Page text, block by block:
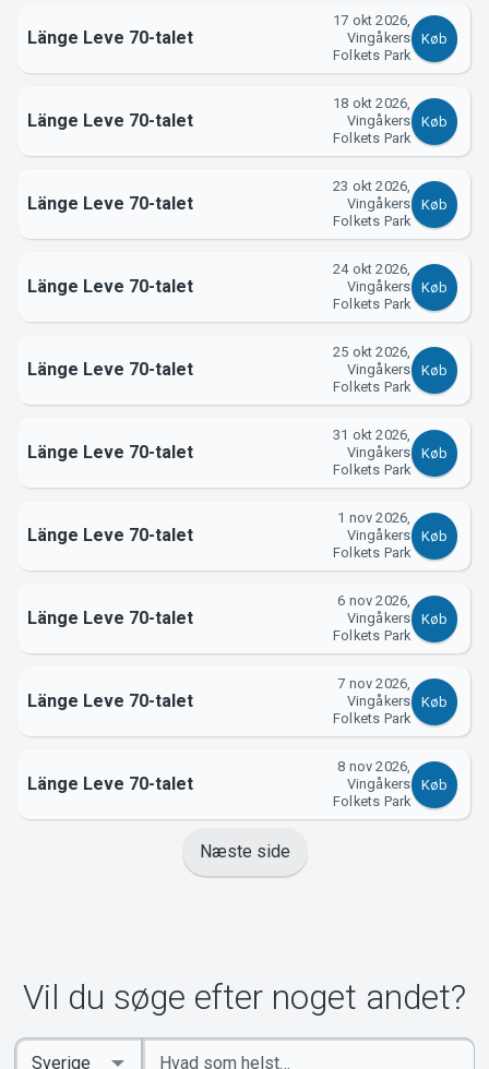
Länge Leve 70-talet
17 okt 2026,
Vingåkers
Folkets Park
Køb
Länge Leve 70-talet
18 okt 2026,
Vingåkers
Folkets Park
Køb
Länge Leve 70-talet
23 okt 2026,
Vingåkers
Folkets Park
Køb
Länge Leve 70-talet
24 okt 2026,
Vingåkers
Folkets Park
Køb
Länge Leve 70-talet
25 okt 2026,
Vingåkers
Folkets Park
Køb
Länge Leve 70-talet
31 okt 2026,
Vingåkers
Folkets Park
Køb
Länge Leve 70-talet
1 nov 2026,
Vingåkers
Folkets Park
Køb
Länge Leve 70-talet
6 nov 2026,
Vingåkers
Folkets Park
Køb
Länge Leve 70-talet
7 nov 2026,
Vingåkers
Folkets Park
Køb
Länge Leve 70-talet
8 nov 2026,
Vingåkers
Folkets Park
Køb
Næste side
Vil du søge efter noget andet?
Indtast
Select